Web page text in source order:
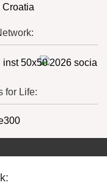
for Life: